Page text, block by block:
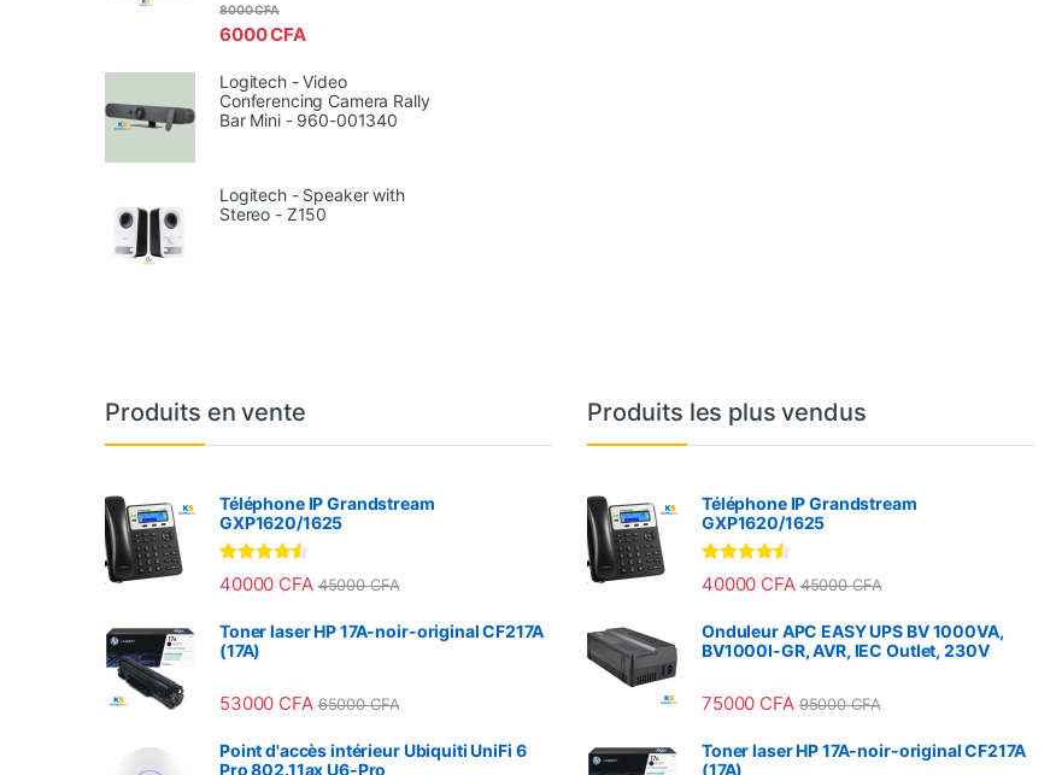
6000CFA
8000CFA
Logitech - Video
Conferencing Camera Rally
Bar Mini - 960-001340
Logitech - Speaker with
Stereo - Z150
Produits en vente
Téléphone IP Grandstream
GXP1620/1625
Note4.33
sur 5
40000 CFA 45000CFA
Toner laser HP 17A-noir-original CF217A
(17A)
53000 CFA 65000CFA
Point d'accès intérieur Ubiquiti UniFi 6
Pro 802.11ax U6-Pro
Produits les plus vendus
Téléphone IP Grandstream
GXP1620/1625
Note4.33
sur 5
40000 CFA 45000CFA
Onduleur APC EASY UPS BV 1000VA,
BV1000I-GR, AVR, IEC Outlet, 230V
75000 CFA 95000CFA
Toner laser HP 17A-noir-original CF217A
(17A)